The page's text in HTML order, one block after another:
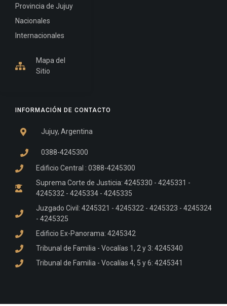
INFORMACIÓN DE CONTACTO
Jujuy, Argentina
0388-4245300
Edificio Central : 0388-4245300
Suprema Corte de Justicia: 4245330 - 4245331 -
4245332 - 4245334 - 4245335
Juzgado Civil: 4245321 - 4245322 - 4245323 - 4245324
- 4245325
Edificio Ex-Panorama: 4245342
Tribunal de Familia - Vocalías 1, 2 y 3: 4245340
Tribunal de Familia - Vocalías 4, 5 y 6: 4245341
Provincia de Jujuy
Nacionales
Internacionales
Mapa del
Sitio